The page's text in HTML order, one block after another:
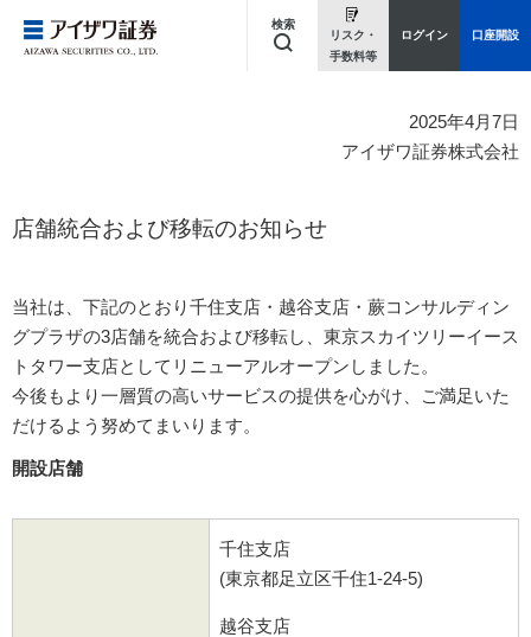
検索
リスク・
手数料等
ログイン 口座開設
2025年4月7日
アイザワ証券株式会社
店舗統合および移転のお知らせ
当社は、下記のとおり千住支店・越谷支店・蕨コンサルディン
グプラザの3店舗を統合および移転し、東京スカイツリーイース
トタワー支店としてリニューアルオープンしました。
今後もより一層質の高いサービスの提供を心がけ、ご満足いた
だけるよう努めてまいります。
開設店舗
千住支店
(東京都足立区千住1-24-5)
越谷支店